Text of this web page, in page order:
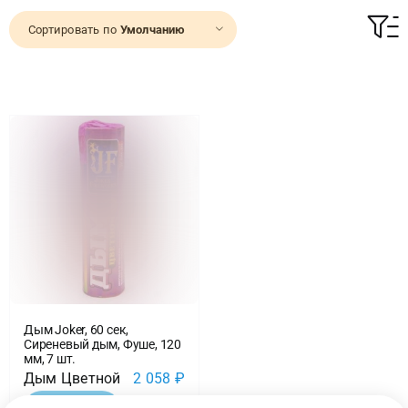
Доставка
Отзывы
Политика конфиденциальности
Сортировать по Умолчанию
Дым Joker, 60 сек,
Сиреневый дым, Фуше, 120
мм, 7 шт.
Дым Цветной 2 058 ₽